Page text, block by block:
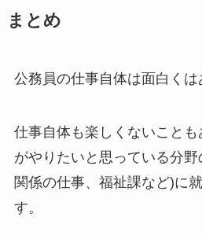
まとめ
公務員の仕事自体は面白くは
仕事自体も楽しくないこと
がやりたいと思っている分
関係の仕事、福祉課など)に
す。